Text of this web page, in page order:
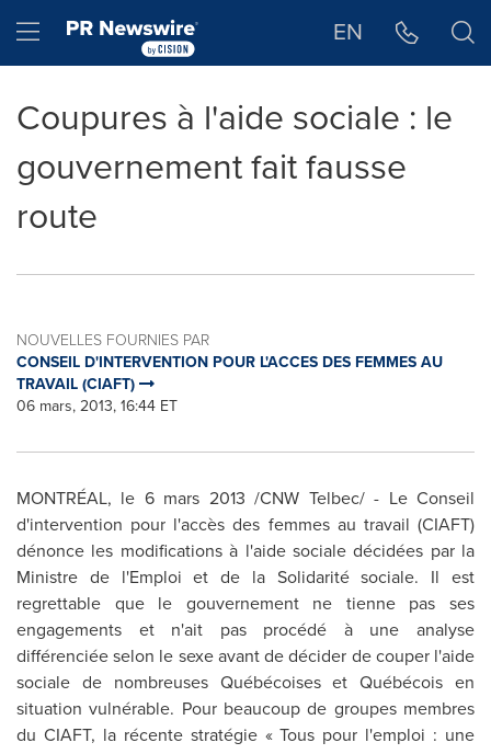
Hamburger menu EN
Coupures à l'aide sociale : le
gouvernement fait fausse
route
NOUVELLES FOURNIES PAR
CONSEIL D'INTERVENTION POUR L'ACCES DES FEMMES AU
TRAVAIL (CIAFT)
06 mars, 2013, 16:44 ET
MONTRÉAL, le 6 mars 2013 /CNW Telbec/ - Le Conseil
d'intervention pour l'accès des femmes au travail (CIAFT)
dénonce les modifications à l'aide sociale décidées par la
Ministre de l'Emploi et de la Solidarité sociale. Il est
regrettable que le gouvernement ne tienne pas ses
engagements et n'ait pas procédé à une analyse
différenciée selon le sexe avant de décider de couper l'aide
sociale de nombreuses Québécoises et Québécois en
situation vulnérable. Pour beaucoup de groupes membres
du CIAFT, la récente stratégie « Tous pour l'emploi : une